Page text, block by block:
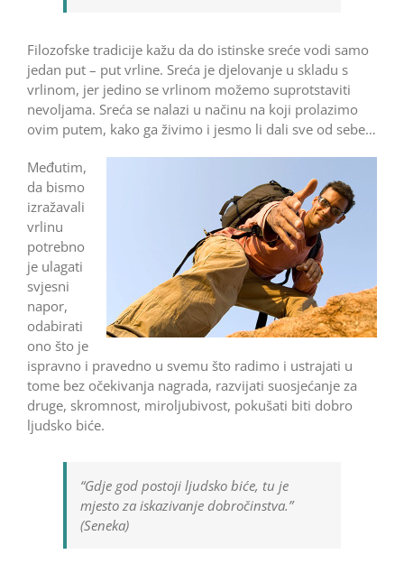
Filozofske tradicije kažu da do istinske sreće vodi samo
jedan put – put vrline. Sreća je djelovanje u skladu s
vrlinom, jer jedino se vrlinom možemo suprotstaviti
nevoljama. Sreća se nalazi u načinu na koji prolazimo
ovim putem, kako ga živimo i jesmo li dali sve od sebe…
Međutim,
da bismo
izražavali
vrlinu
potrebno
je ulagati
svjesni
napor,
odabirati
ono što je
ispravno i pravedno u svemu što radimo i ustrajati u
tome bez očekivanja nagrada, razvijati suosjećanje za
druge, skromnost, miroljubivost, pokušati biti dobro
ljudsko biće.
“Gdje god postoji ljudsko biće, tu je
mjesto za iskazivanje dobročinstva.”
(Seneka)